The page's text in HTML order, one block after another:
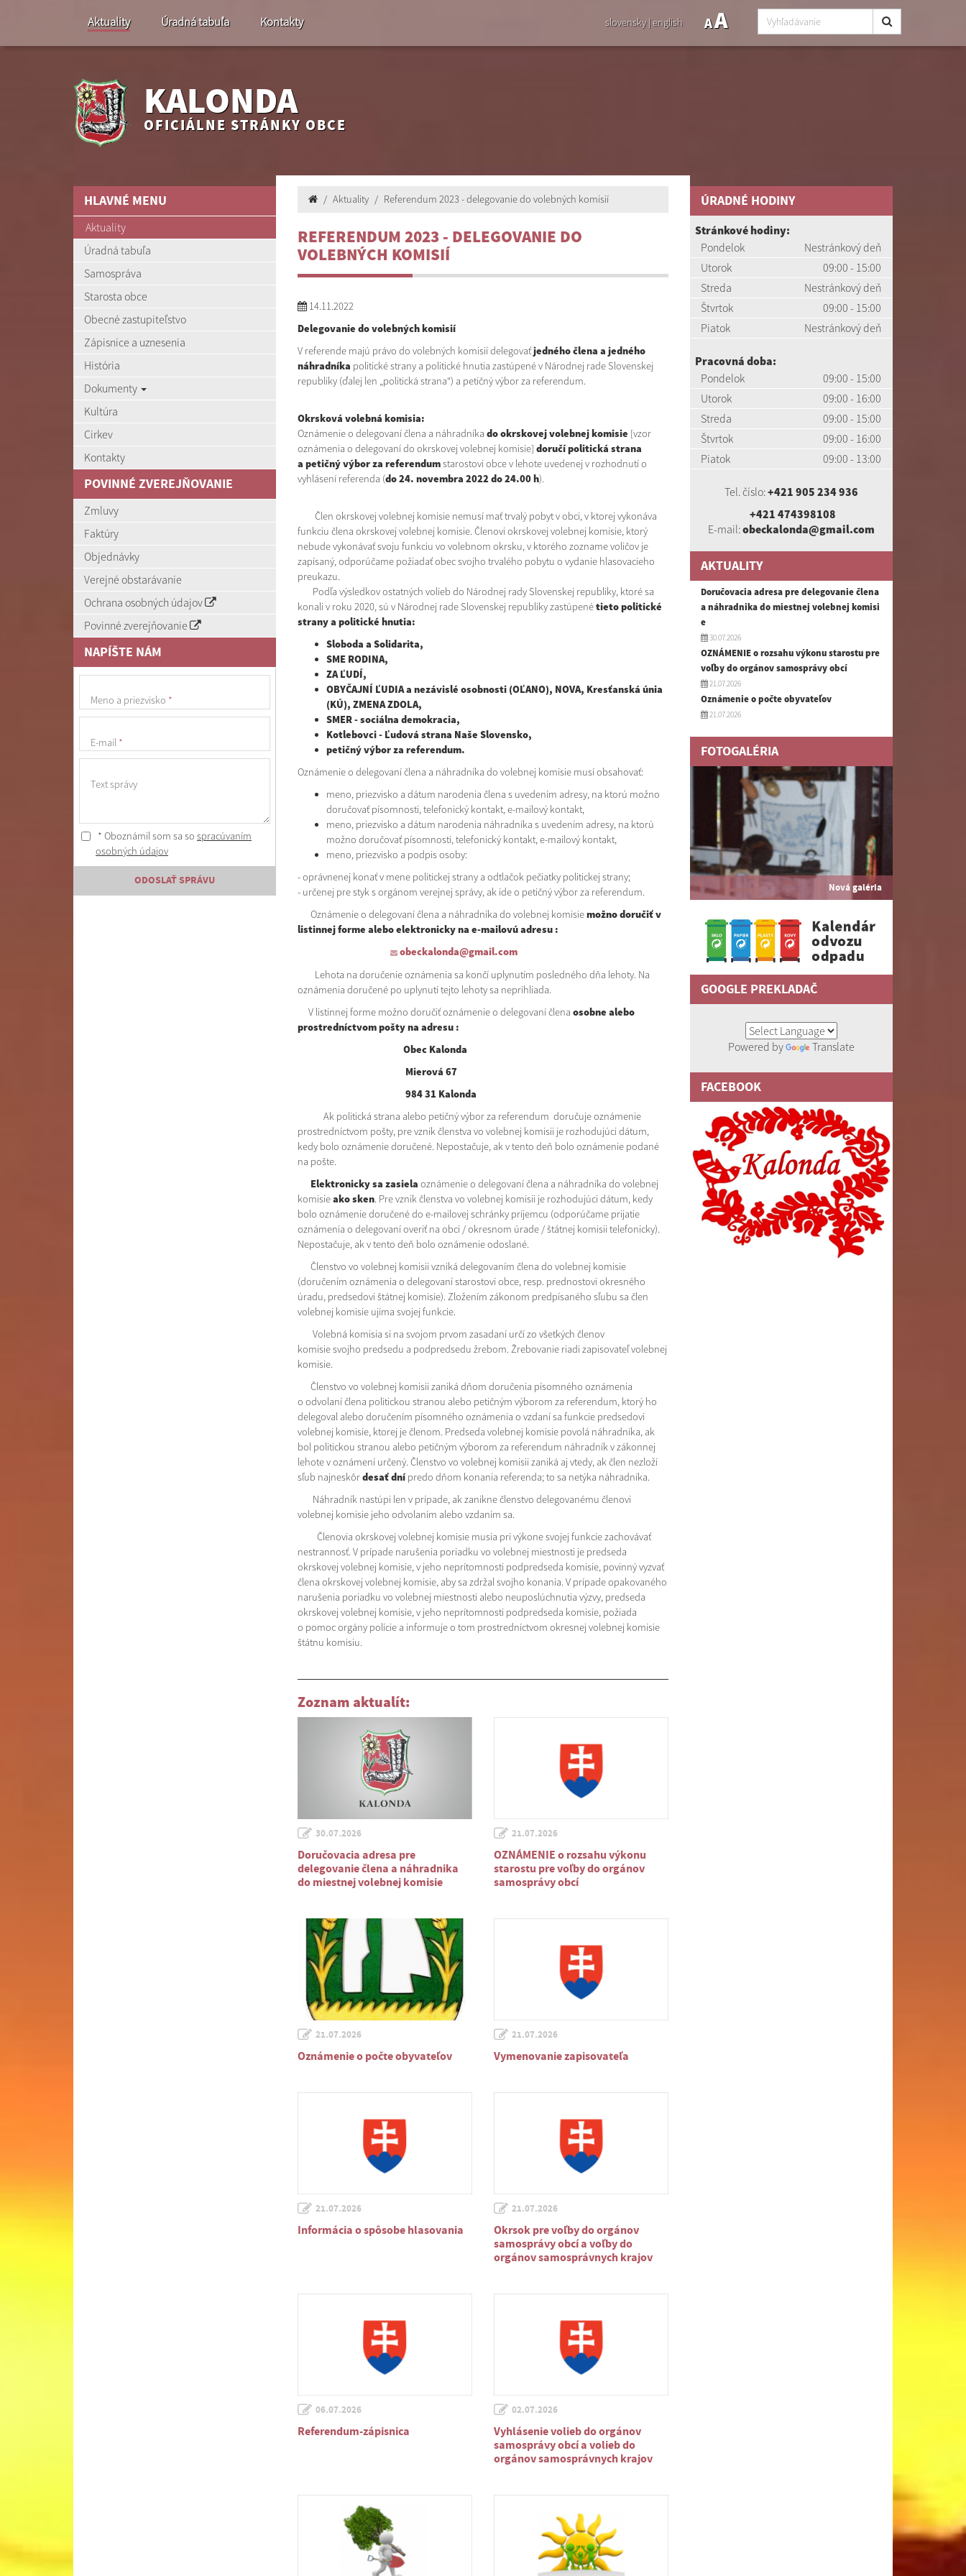
Aktuality Úradná tabuľa Kontakty slovensky|english AA
KALONDA
OFICIÁLNE STRÁNKY OBCE
HLAVNÉ MENU
Aktuality
Úradná tabuľa
Samospráva
Starosta obce
Obecné zastupiteľstvo
Zápisnice a uznesenia
História
Dokumenty
Kultúra
Cirkev
Kontakty
POVINNÉ ZVEREJŇOVANIE
Zmluvy
Faktúry
Objednávky
Verejné obstarávanie
Ochrana osobných údajov
Povinné zverejňovanie
NAPÍŠTE NÁM
Meno a priezvisko *
E-mail *
Text správy
* Oboznámil som sa so spracúvaním
osobných údajov
ODOSLAŤ SPRÁVU
Aktuality Referendum 2023 - delegovanie do volebných komisií
REFERENDUM 2023 - DELEGOVANIE DO
VOLEBNÝCH KOMISIÍ
14.11.2022
Delegovanie do volebných komisií
V referende majú právo do volebných komisií delegovaťjedného člena a jedného
náhradníka politické strany a politické hnutia zastúpené v Národnej rade Slovenskej
republiky (ďalej len „politická strana“) a petičný výbor za referendum.
Okrsková volebná komisia:
Oznámenie o delegovaní člena a náhradníka do okrskovej volebnej komisie [vzor
oznámenia o delegovaní do okrskovej volebnej komisie] doručí politická strana
a petičný výbor za referendumstarostovi obce v lehote uvedenej v rozhodnutí o
vyhlásení referenda (do 24. novembra 2022 do 24.00 h).
Člen okrskovej volebnej komisie nemusí mať trvalý pobyt v obci, v ktorej vykonáva
funkciu člena okrskovej volebnej komisie. Členovi okrskovej volebnej komisie, ktorý
nebude vykonávať svoju funkciu vo volebnom okrsku, v ktorého zozname voličov je
zapísaný, odporúčame požiadať obec svojho trvalého pobytu o vydanie hlasovacieho
preukazu.
Podľa výsledkov ostatných volieb do Národnej rady Slovenskej republiky, ktoré sa
konali v roku 2020, sú v Národnej rade Slovenskej republiky zastúpenétieto politické
strany a politické hnutia:
Sloboda a Solidarita,
SME RODINA,
ZA ĽUDÍ,
OBYČAJNÍ ĽUDIA a nezávislé osobnosti (OĽANO), NOVA, Kresťanská únia
(KÚ), ZMENA ZDOLA,
SMER - sociálna demokracia,
Kotlebovci - Ľudová strana Naše Slovensko,
petičný výbor za referendum.
Oznámenie o delegovaní člena a náhradníka do volebnej komisie musí obsahovať:
meno, priezvisko a dátum narodenia člena s uvedením adresy, na ktorú možno
doručovať písomnosti, telefonický kontakt, e-mailový kontakt,
meno, priezvisko a dátum narodenia náhradníka s uvedením adresy, na ktorú
možno doručovať písomnosti, telefonický kontakt, e-mailový kontakt,
meno, priezvisko a podpis osoby:
- oprávnenej konať v mene politickej strany a odtlačok pečiatky politickej strany;
- určenej pre styk s orgánom verejnej správy, ak ide o petičný výbor za referendum.
Oznámenie o delegovaní člena a náhradníka do volebnej komisiemožno doručiť v
listinnej forme alebo elektronicky na e-mailovú adresu :
obeckalonda@gmail.com
Lehota na doručenie oznámenia sa končí uplynutím posledného dňa lehoty. Na
oznámenia doručené po uplynutí tejto lehoty sa neprihliada.
V listinnej forme možno doručiť oznámenie o delegovaní člena osobne alebo
prostredníctvom pošty na adresu :
Obec Kalonda
Mierová 67
984 31 Kalonda
Ak politická strana alebo petičný výbor za referendum doručuje oznámenie
prostredníctvom pošty, pre vznik členstva vo volebnej komisii je rozhodujúci dátum,
kedy bolo oznámenie doručené. Nepostačuje, ak v tento deň bolo oznámenie podané
na pošte.
Elektronicky sa zasiela oznámenie o delegovaní člena a náhradníka do volebnej
komisieako sken. Pre vznik členstva vo volebnej komisii je rozhodujúci dátum, kedy
bolo oznámenie doručené do e-mailovej schránky príjemcu (odporúčame prijatie
oznámenia o delegovaní overiť na obci / okresnom úrade / štátnej komisii telefonicky).
Nepostačuje, ak v tento deň bolo oznámenie odoslané.
Členstvo vo volebnej komisii vzniká delegovaním člena do volebnej komisie
(doručením oznámenia o delegovaní starostovi obce, resp. prednostovi okresného
úradu, predsedovi štátnej komisie). Zložením zákonom predpísaného sľubu sa člen
volebnej komisie ujíma svojej funkcie.
Volebná komisia si na svojom prvom zasadaní určí zo všetkých členov
komisie svojho predsedu a podpredsedu žrebom. Žrebovanie riadi zapisovateľ volebnej
komisie.
Členstvo vo volebnej komisii zaniká dňom doručenia písomného oznámenia
o odvolaní člena politickou stranou alebo petičným výborom za referendum, ktorý ho
delegoval alebo doručením písomného oznámenia o vzdaní sa funkcie predsedovi
volebnej komisie, ktorej je členom. Predseda volebnej komisie povolá náhradníka, ak
bol politickou stranou alebo petičným výborom za referendum náhradník v zákonnej
lehote v oznámení určený. Členstvo vo volebnej komisii zaniká aj vtedy, ak člen nezloží
sľub najneskôrdesať dnípredo dňom konania referenda; to sa netýka náhradníka.
Náhradník nastúpi len v prípade, ak zanikne členstvo delegovanému členovi
volebnej komisie jeho odvolaním alebo vzdaním sa.
Členovia okrskovej volebnej komisie musia pri výkone svojej funkcie zachovávať
nestrannosť. V prípade narušenia poriadku vo volebnej miestnosti je predseda
okrskovej volebnej komisie, v jeho neprítomnosti podpredseda komisie, povinný vyzvať
člena okrskovej volebnej komisie, aby sa zdržal svojho konania. V prípade opakovaného
narušenia poriadku vo volebnej miestnosti alebo neuposlúchnutia výzvy, predseda
okrskovej volebnej komisie, v jeho neprítomnosti podpredseda komisie, požiada
o pomoc orgány polície a informuje o tom prostredníctvom okresnej volebnej komisie
štátnu komisiu.
Zoznam aktualít:
30.07.2026
Doručovacia adresa pre
delegovanie člena a náhradnika
do miestnej volebnej komisie
21.07.2026
OZNÁMENIE o rozsahu výkonu
starostu pre voľby do orgánov
samosprávy obcí
21.07.2026
Oznámenie o počte obyvateľov
21.07.2026
Vymenovanie zapisovateľa
21.07.2026
Informácia o spôsobe hlasovania
21.07.2026
Okrsok pre voľby do orgánov
samosprávy obcí a voľby do
orgánov samosprávnych krajov
06.07.2026
Referendum-zápisnica
02.07.2026
Vyhlásenie volieb do orgánov
samosprávy obcí a volieb do
orgánov samosprávnych krajov
ÚRADNÉ HODINY
Stránkové hodiny:
Pondelok
Nestránkový deň
Utorok
09:00 - 15:00
Streda
Nestránkový deň
Štvrtok
09:00 - 15:00
Piatok
Nestránkový deň
Pracovná doba:
Pondelok
09:00 - 15:00
Utorok
09:00 - 16:00
Streda
09:00 - 15:00
Štvrtok
09:00 - 16:00
Piatok
09:00 - 13:00
Tel. číslo:+421 905 234 936
+421 474398108
E-mail:obeckalonda@gmail.com
AKTUALITY
Doručovacia adresa pre delegovanie člena
a náhradnika do miestnej volebnej komisi
e
30.07.2026
OZNÁMENIE o rozsahu výkonu starostu pre
voľby do orgánov samosprávy obcí
21.07.2026
Oznámenie o počte obyvateľov
21.07.2026
FOTOGALÉRIA
Nová galéria
GOOGLE PREKLADAČ
Powered by Translate
FACEBOOK